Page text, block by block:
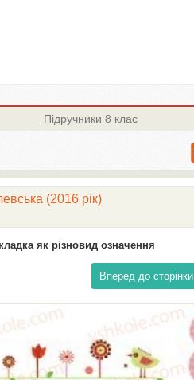
Підручники 8 клас
(2016 рік)
як різновид означення
Вперед до сторінки